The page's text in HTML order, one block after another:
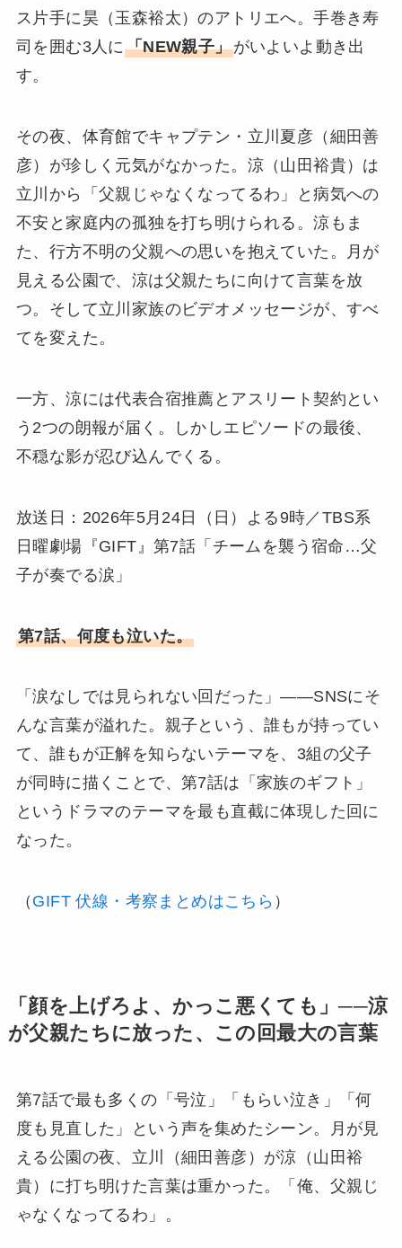
ス片手に昊（玉森裕太）のアトリエへ。手巻き寿
司を囲む3人に「NEW親子」がいよいよ動き出
す。
その夜、体育館でキャプテン・立川夏彦（細田善
彦）が珍しく元気がなかった。涼（山田裕貴）は
立川から「父親じゃなくなってるわ」と病気への
不安と家庭内の孤独を打ち明けられる。涼もま
た、行方不明の父親への思いを抱えていた。月が
見える公園で、涼は父親たちに向けて言葉を放
つ。そして立川家族のビデオメッセージが、すべ
てを変えた。
一方、涼には代表合宿推薦とアスリート契約とい
う2つの朗報が届く。しかしエピソードの最後、
不穏な影が忍び込んでくる。
放送日：2026年5月24日（日）よる9時／TBS系
日曜劇場『GIFT』第7話「チームを襲う宿命…父
子が奏でる涙」
第7話、何度も泣いた。
「涙なしでは見られない回だった」——SNSにそ
んな言葉が溢れた。親子という、誰もが持ってい
て、誰もが正解を知らないテーマを、3組の父子
が同時に描くことで、第7話は「家族のギフト」
というドラマのテーマを最も直截に体現した回に
なった。
（ GIFT 伏線・考察まとめはこちら ）
「顔を上げろよ、かっこ悪くても」──涼
が父親たちに放った、この回最大の言葉
第7話で最も多くの「号泣」「もらい泣き」「何
度も見直した」という声を集めたシーン。月が見
える公園の夜、立川（細田善彦）が涼（山田裕
貴）に打ち明けた言葉は重かった。「俺、父親じ
ゃなくなってるわ」。